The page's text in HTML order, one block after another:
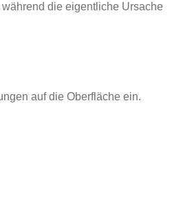
die eigentliche Ursache
auf die Oberfläche ein.